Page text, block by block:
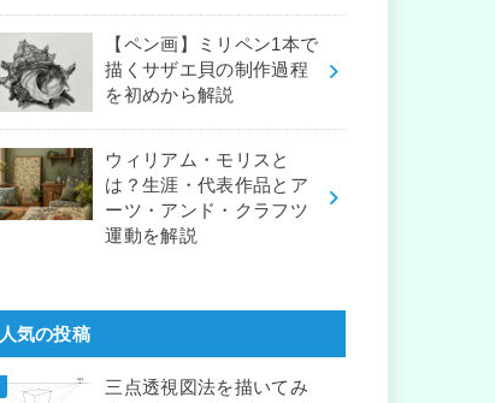
【ペン画】ミリペン1本で
描くサザエ貝の制作過程
を初めから解説
ウィリアム・モリスと
は？生涯・代表作品とア
ーツ・アンド・クラフツ
運動を解説
人気の投稿
三点透視図法を描いてみ